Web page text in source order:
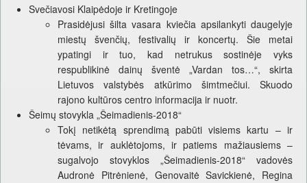
Svečiavosi Klaipėdoje ir Kretingoje
Prasidėjusi šilta vasara kviečia apsilankyti daugelyje
miestų švenčių, festivalių ir koncertų. Šie metai
ypatingi ir tuo, kad netrukus sostinėje vyks
respublikinė dainų šventė „Vardan tos…“, skirta
Lietuvos valstybės atkūrimo šimtmečiui. Skuodo
rajono kultūros centro informacija ir nuotr.
Šeimų stovykla „Šeimadienis-2018“
Tokį netikėtą sprendimą pabūti visiems kartu – ir
tėvams, ir auklėtojoms, ir patiems mažiausiems –
sugalvojo stovyklos „Šeimadienis-2018“ vadovės
Audronė Pitrėnienė, Genovaitė Savickienė, Regina